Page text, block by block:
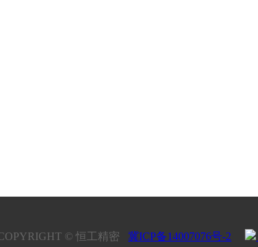
© 恒工精密冀ICP备14007076号-2